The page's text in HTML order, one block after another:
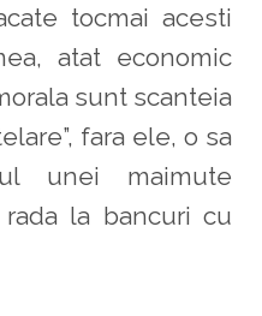
tocmai acesti
atat economic
sunt scanteia
fara ele, o sa
unei maimute
la bancuri cu